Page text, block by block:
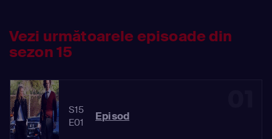
Vezi următoarele episoade din
sezon 15
S15
E01
Episod